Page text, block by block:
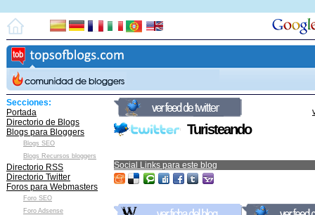
Secciones:
Portada
Directorio de Blogs
Blogs para Bloggers
Blogs SEO
Blogs Recursos bloggers
Directorio RSS
Directorio Twitter
Foros para Webmasters
Foro SEO
Foro Adsense
Turisteando
Social Links para este blog